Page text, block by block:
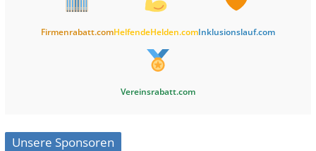
Firmenrabatt.comHelfendeHelden.comInklusionslauf.com
Vereinsrabatt.com
Unsere Sponsoren